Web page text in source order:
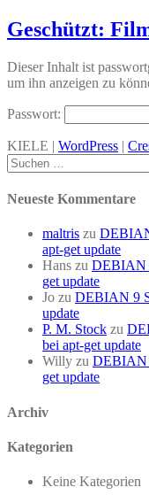
Geschützt:
Dieser Inhalt ist
um ihn anzeigen zu
Passwort:
KIELE | WordPress |
Facebook
Twitter
Suchen
nach:
Neueste Kommentare
maltris zu
apt-get update
Hans zu DEBIAN
get update
Jo zu DEBIAN 9
update
P. M. Stock zu
bei apt-get update
Willy zu DEBIAN
get update
Archiv
Kategorien
Keine Kategorien